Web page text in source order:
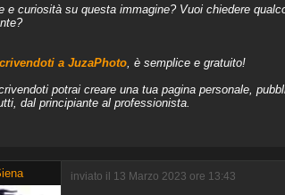
e curiosità su questa immagine? Vuoi chiedere
a JuzaPhoto, è semplice e gratuito!
potrai creare una tua pagina personale,
dal principiante al professionista.
inviato il 13 Marzo 2023 ore 13:43